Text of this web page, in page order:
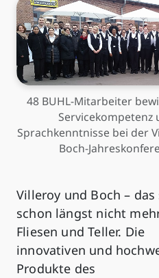
48 BUHL-Mitarbeiter
Servicekompetenz
Sprachkenntnisse bei der
Boch-
Villeroy und Boch – das
schon längst nicht
Fliesen und Teller. Die
innovativen und
Produkte des